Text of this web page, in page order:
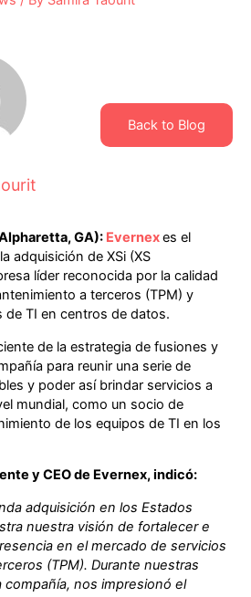
Back to Blog
GA): Evernexes el
adquisición de XSi (XS
líder reconocida por la calidad
a terceros (TPM) y
de TI en centros de datos.
de la estrategia de fusiones y
para reunir una serie de
y poder así brindar servicios a
mundial, como un socio de
de los equipos de TI en los
y CEO de Evernex, indicó:
adquisición en los Estados
nuestra visión de fortalecer e
en el mercado de servicios
(TPM). Durante nuestras
nos impresionó el